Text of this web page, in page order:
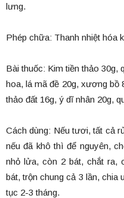
lưng.
Phép chữa: Thanh nhiệt hóa
Bài thuốc: Kim tiền thảo 30g,
hoa, lá mã đề 20g, xương bồ
thảo đất 16g, ý dĩ nhân 20g,
Cách dùng: Nếu tươi, tất cả
nếu đã khô thì để nguyên,
nhỏ lửa, còn 2 bát, chắt ra,
bát, trộn chung cả 3 lần, chia
tục 2-3 tháng.